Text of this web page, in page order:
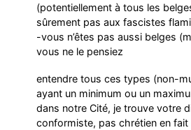
(potentiellement à tous les
sûrement pas aux fascistes
-vous n’êtes pas aussi belges
vous ne le pensiez
entendre tous ces types (non-
ayant un minimum ou un
dans notre Cité, je trouve votre
conformiste, pas chrétien en fait